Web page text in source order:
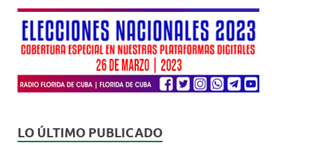
LO ÚLTIMO PUBLICADO